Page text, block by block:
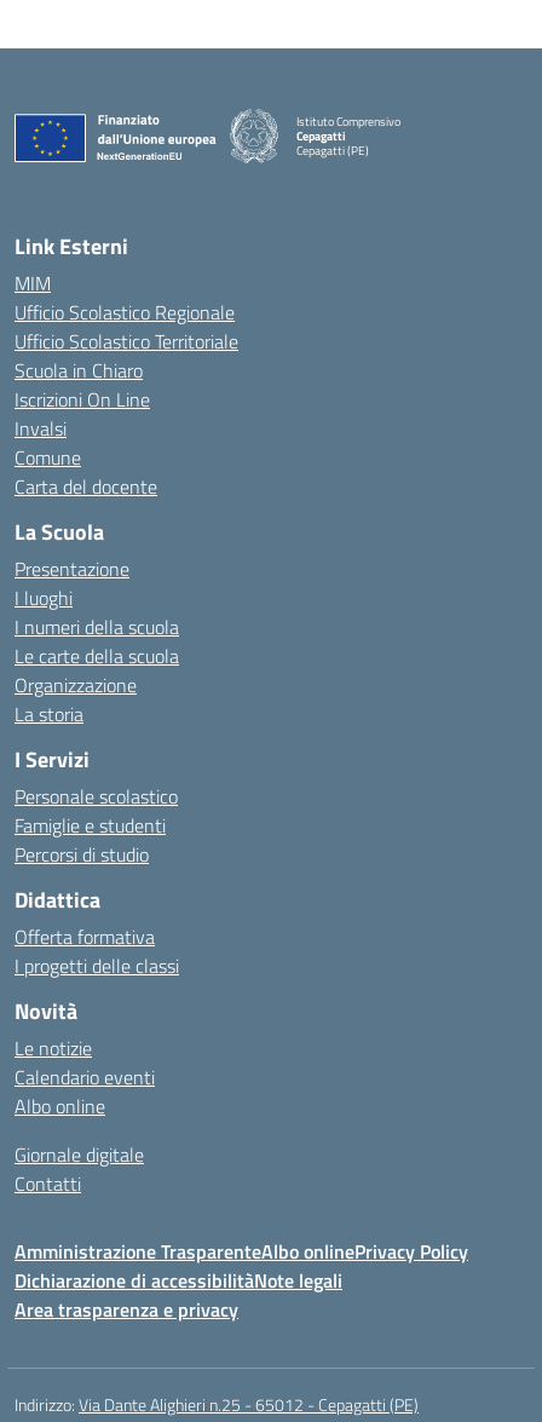
Istituto Comprensivo
Cepagatti
Cepagatti (PE)
— Visita la pagina iniziale della scuola
Link Esterni
MIM
Ufficio Scolastico Regionale
Ufficio Scolastico Territoriale
Scuola in Chiaro
Iscrizioni On Line
Invalsi
Comune
Carta del docente
La Scuola
Presentazione
I luoghi
I numeri della scuola
Le carte della scuola
Organizzazione
La storia
I Servizi
Personale scolastico
Famiglie e studenti
Percorsi di studio
Didattica
Offerta formativa
I progetti delle classi
Novità
Le notizie
Calendario eventi
Albo online
Giornale digitale
Contatti
Amministrazione TrasparenteAlbo onlinePrivacy Policy
Dichiarazione di accessibilitàNote legali
Area trasparenza e privacy
Indirizzo:Via Dante Alighieri n.25 - 65012 - Cepagatti (PE)